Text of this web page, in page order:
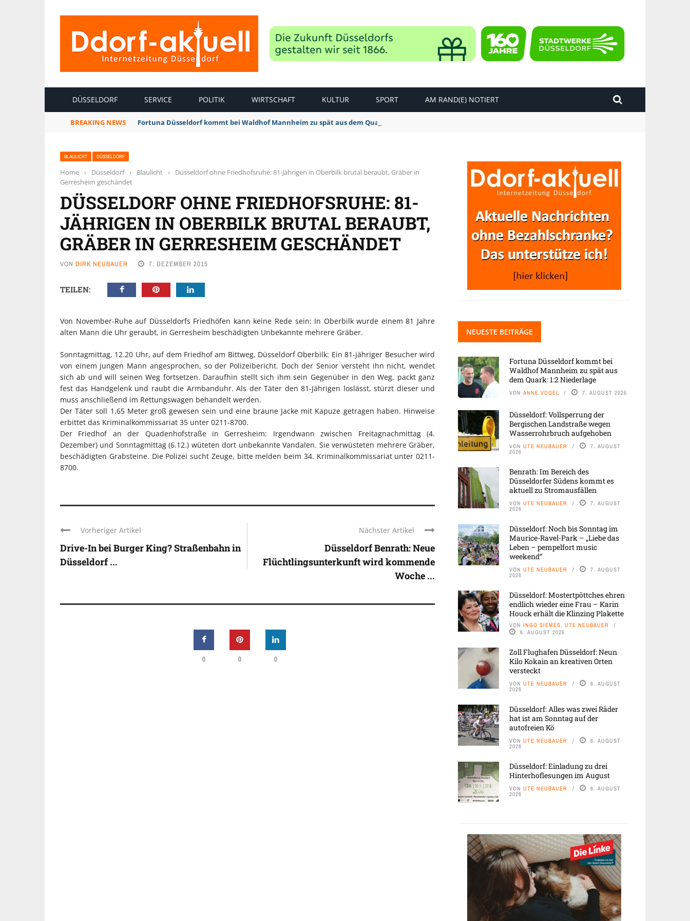
DÜSSELDORF SERVICE POLITIK WIRTSCHAFT KULTUR SPORT AM RAND(E) NOTIERT
BREAKING NEWS Fortuna Düsseldorf kommt bei Waldhof Mannheim zu spät aus dem Quark: 1:2 Niederlage
BLAULICHT DÜSSELDORF
Home › Düsseldorf › Blaulicht ›
Düsseldorf ohne Friedhofsruhe: 81-Jährigen in Oberbilk brutal beraubt, Gräber in
Gerresheim geschändet
DÜSSELDORF OHNE FRIEDHOFSRUHE: 81-
JÄHRIGEN IN OBERBILK BRUTAL BERAUBT,
GRÄBER IN GERRESHEIM GESCHÄNDET
VON DIRK NEUBAUER 7. DEZEMBER 2015
TEILEN:
Von November-Ruhe auf Düsseldorfs Friedhöfen kann keine Rede sein: In Oberbilk wurde einem 81 Jahre
alten Mann die Uhr geraubt, in Gerresheim beschädigten Unbekannte mehrere Gräber.
Sonntagmittag, 12.20 Uhr, auf dem Friedhof am Bittweg, Düsseldorf Oberbilk: Ein 81-jähriger Besucher wird
von einem jungen Mann angesprochen, so der Polizeibericht. Doch der Senior versteht ihn nicht, wendet
sich ab und will seinen Weg fortsetzen. Daraufhin stellt sich ihm sein Gegenüber in den Weg, packt ganz
fest das Handgelenk und raubt die Armbanduhr. Als der Täter den 81-Jährigen loslässt, stürzt dieser und
muss anschließend im Rettungswagen behandelt werden.
Der Täter soll 1,65 Meter groß gewesen sein und eine braune Jacke mit Kapuze getragen haben. Hinweise
erbittet das Kriminalkommissariat 35 unter 0211-8700.
Der Friedhof an der Quadenhofstraße in Gerresheim: Irgendwann zwischen Freitagnachmittag (4.
Dezember) und Sonntagmittag (6.12.) wüteten dort unbekannte Vandalen. Sie verwüsteten mehrere Gräber,
beschädigten Grabsteine. Die Polizei sucht Zeuge, bitte melden beim 34. Kriminalkommissariat unter 0211-
8700.
Vorheriger Artikel
Drive-In bei Burger King? Straßenbahn in
Düsseldorf ...
Nächster Artikel
Düsseldorf Benrath: Neue
Flüchtlingsunterkunft wird kommende
Woche ...
0 0 0
NEUESTE BEITRÄGE
Fortuna Düsseldorf kommt bei
Waldhof Mannheim zu spät aus
dem Quark: 1:2 Niederlage
VON ANNE VOGEL 7. AUGUST 2026
Düsseldorf: Vollsperrung der
Bergischen Landstraße wegen
Wasserrohrbruch aufgehoben
VON UTE NEUBAUER 7. AUGUST
2026
Benrath: Im Bereich des
Düsseldorfer Südens kommt es
aktuell zu Stromausfällen
VON UTE NEUBAUER 7. AUGUST
2026
Düsseldorf: Noch bis Sonntag im
Maurice-Ravel-Park – „Liebe das
Leben – pempelfort music
weekend“
VON UTE NEUBAUER 7. AUGUST
2026
Düsseldorf: Mostertpöttches ehren
endlich wieder eine Frau – Karin
Houck erhält die Klinzing Plakette
VON INGO SIEMES, UTE NEUBAUER
6. AUGUST 2026
Zoll Flughafen Düsseldorf: Neun
Kilo Kokain an kreativen Orten
versteckt
VON UTE NEUBAUER 6. AUGUST
2026
Düsseldorf: Alles was zwei Räder
hat ist am Sonntag auf der
autofreien Kö
VON UTE NEUBAUER 6. AUGUST
2026
Düsseldorf: Einladung zu drei
Hinterhoflesungen im August
VON UTE NEUBAUER 6. AUGUST
2026